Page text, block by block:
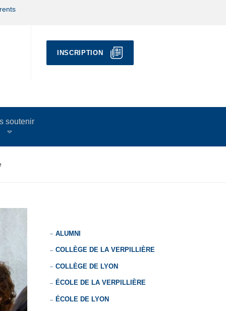
INSCRIPTION
soutenir
ALUMNI
COLLÈGE DE LA VERPILLIÈRE
COLLÈGE DE LYON
ÉCOLE DE LA VERPILLIÈRE
ÉCOLE DE LYON